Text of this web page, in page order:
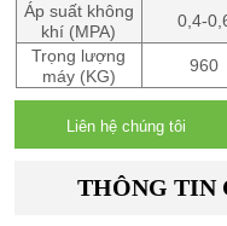
Áp suất không
khí (MPA)
0,4-
Trọng lượng
máy (KG)
960
Liên hệ chúng tôi
THÔNG TIN